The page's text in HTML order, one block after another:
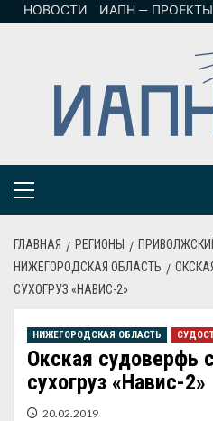
НОВОСТИ ИАПН — ПРОЕКТЫ
ГЛАВНАЯ РЕГИОНЫ
НИЖЕГОРОДСКАЯ ОБЛАСТЬ
СУХОГРУЗ «НАВИС-2»
НИЖЕГОРОДСКАЯ ОБЛАСТЬ
Окская судоверфь
сухогруз «Навис-2»
20.02.2019